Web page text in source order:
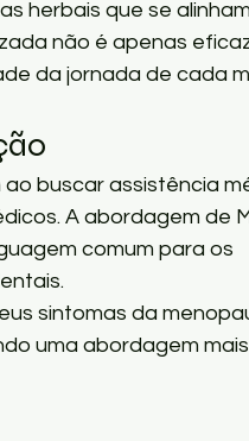
herbais que se
não é apenas
da jornada de cada
buscar assistência
A abordagem de
comum para os
sintomas da
uma abordagem mais